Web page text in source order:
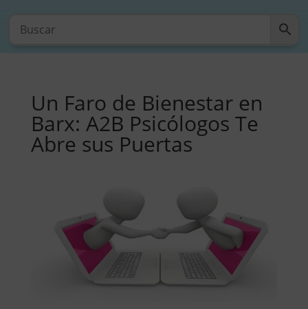
Un Faro de Bienestar en
Barx: A2B Psicólogos Te
Abre sus Puertas